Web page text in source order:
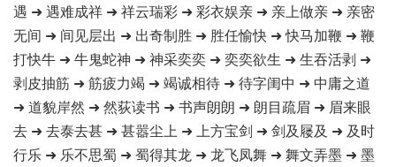
遇 ➜ 遇难成祥 ➜ 祥云瑞彩 ➜ 彩衣娱亲 ➜ 亲上做亲 ➜ 亲密
无间 ➜ 间见层出 ➜ 出奇制胜 ➜ 胜任愉快 ➜ 快马加鞭 ➜ 鞭
打快牛 ➜ 牛鬼蛇神 ➜ 神采奕奕 ➜ 奕奕欲生 ➜ 生吞活剥 ➜
剥皮抽筋 ➜ 筋疲力竭 ➜ 竭诚相待 ➜ 待字闺中 ➜ 中庸之道
➜ 道貌岸然 ➜ 然荻读书 ➜ 书声朗朗 ➜ 朗目疏眉 ➜ 眉来眼
去 ➜ 去泰去甚 ➜ 甚嚣尘上 ➜ 上方宝剑 ➜ 剑及屦及 ➜ 及时
行乐 ➜ 乐不思蜀 ➜ 蜀得其龙 ➜ 龙飞凤舞 ➜ 舞文弄墨 ➜ 墨